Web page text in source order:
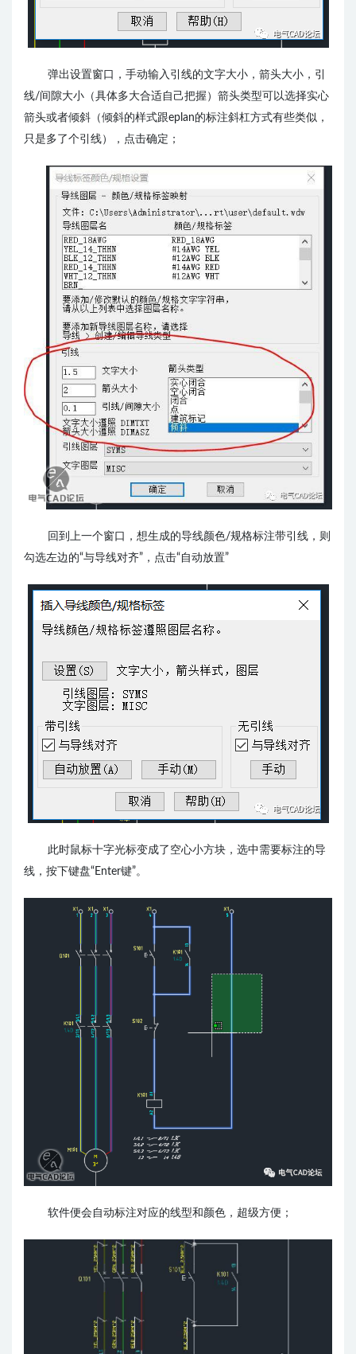
弹出设置窗口，手动输入引线的文字大小，箭头大小，引
线/间隙大小（具体多大合适自己把握）箭头类型可以选择实心
箭头或者倾斜（倾斜的样式跟eplan的标注斜杠方式有些类似，
只是多了个引线），点击确定；
回到上一个窗口，想生成的导线颜色/规格标注带引线，则
勾选左边的“与导线对齐”，点击“自动放置”
此时鼠标十字光标变成了空心小方块，选中需要标注的导
线，按下键盘“Enter键”。
软件便会自动标注对应的线型和颜色，超级方便；